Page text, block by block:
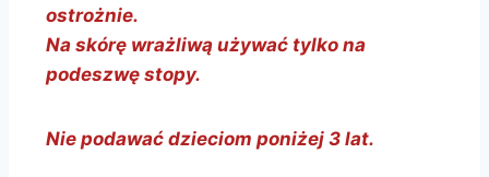
ostrożnie.
Na skórę wrażliwą używać tylko na
podeszwę stopy.
Nie podawać dzieciom poniżej 3 lat.